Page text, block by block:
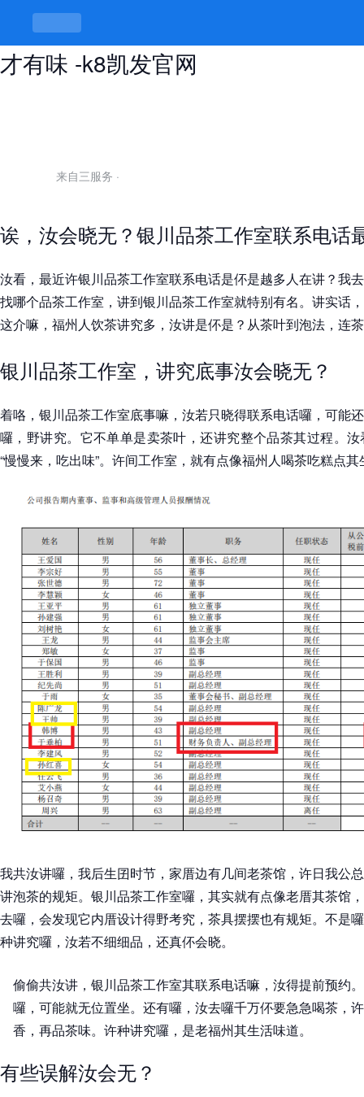
银川品茶工作室联系电话，晓得门道
才有味 -k8凯发官网
来自三服务 ·
诶，汝会晓无？银川品茶工作室联系电话
汝看，最近许银川品茶工作室联系电话是伓是越多人在讲？我
找哪个品茶工作室，讲到银川品茶工作室就特别有名。讲实话
这介嘛，福州人饮茶讲究多，汝讲是伓是？从茶叶到泡法，连
银川品茶工作室，讲究底事汝会晓无？
着咯，银川品茶工作室底事嘛，汝若只晓得联系电话囉，可能
囉，野讲究。它不单单是卖茶叶，还讲究整个品茶其过程。
“慢慢来，吃出味”。许间工作室，就有点像福州人喝茶吃糕点
我共汝讲囉，我后生囝时节，家厝边有几间老茶馆，许日我公
讲泡茶的规矩。银川品茶工作室囉，其实就有点像老厝其茶馆
去囉，会发现它内厝设计得野考究，茶具摆摆也有规矩。不是
种讲究囉，汝若不细细品，还真伓会晓。
偷偷共汝讲，银川品茶工作室其联系电话嘛，汝得提前预约
囉，可能就无位置坐。还有囉，汝去囉千万伓要急急喝茶，
香，再品茶味。许种讲究囉，是老福州其生活味道。
有些误解汝会无？